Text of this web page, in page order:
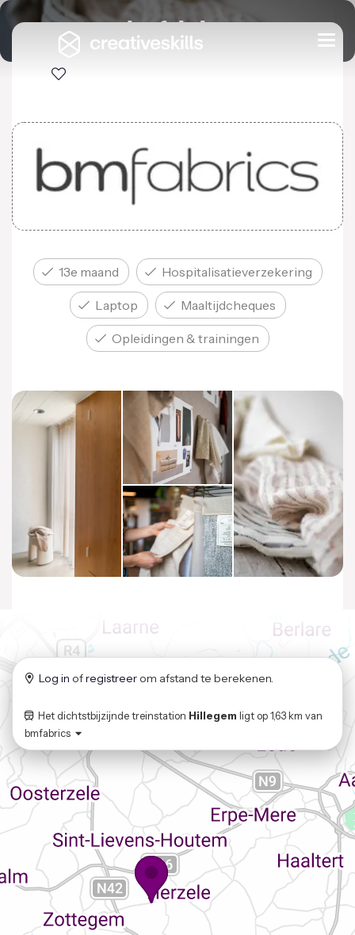
bmfabrics
13e maand Hospitalisatie­verzekering
Laptop Maaltijd­cheques
Opleidingen & trainingen
Log in ofregistreerom afstand te berekenen.
Het dichtstbijzijnde treinstation Hillegem ligt op1,63 km van
bmfabrics